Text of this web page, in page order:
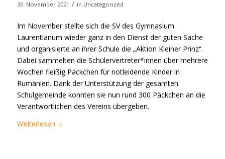
30. November 2021 / in Uncategorized
Im November stellte sich die SV des Gymnasium
Laurentianum wieder ganz in den Dienst der guten Sache
und organisierte an ihrer Schule die „Aktion Kleiner Prinz“.
Dabei sammelten die Schülervertreter*innen über mehrere
Wochen fleißig Päckchen für notleidende Kinder in
Rumänien. Dank der Unterstützung der gesamten
Schulgemeinde konnten sie nun rund 300 Päckchen an die
Verantwortlichen des Vereins übergeben.
Weiterlesen